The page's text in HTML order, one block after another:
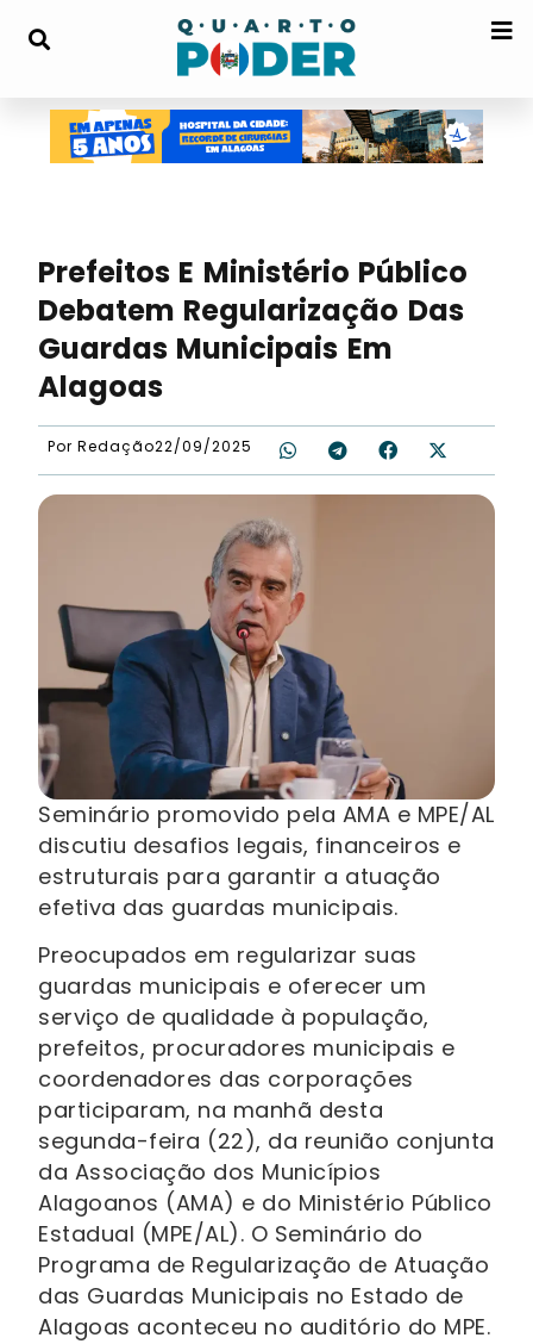
Prefeitos E Ministério Público
Debatem Regularização Das
Guardas Municipais Em
Alagoas
Por Redação22/09/2025
Seminário promovido pela AMA e MPE/AL
discutiu desafios legais, financeiros e
estruturais para garantir a atuação
efetiva das guardas municipais.
Preocupados em regularizar suas
guardas municipais e oferecer um
serviço de qualidade à população,
prefeitos, procuradores municipais e
coordenadores das corporações
participaram, na manhã desta
segunda-feira (22), da reunião conjunta
da Associação dos Municípios
Alagoanos (AMA) e do Ministério Público
Estadual (MPE/AL). O Seminário do
Programa de Regularização de Atuação
das Guardas Municipais no Estado de
Alagoas aconteceu no auditório do MPE.